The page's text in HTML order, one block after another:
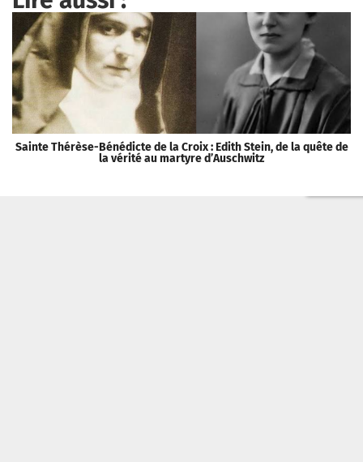
Sainte Thérèse-Bénédicte de la Croix : Edith Stein, de la quête de
la vérité au martyre d’Auschwitz